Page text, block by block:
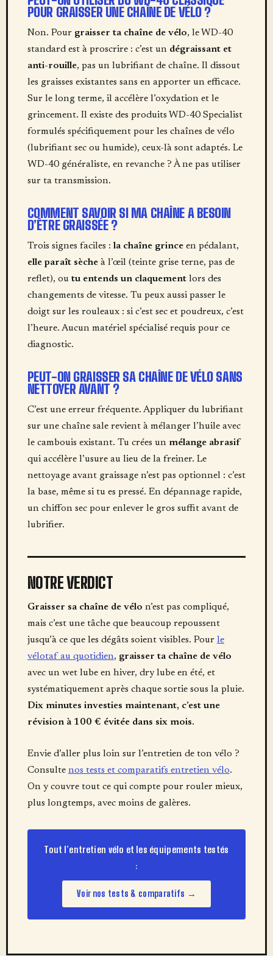
POUR GRAISSER UNE CHAÎNE DE VÉLO ?
Non. Pour graisser ta chaîne de vélo, le WD-40
standard est à proscrire : c’est un dégraissant et
anti-rouille, pas un lubrifiant de chaîne. Il dissout
les graisses existantes sans en apporter un efficace.
Sur le long terme, il accélère l’oxydation et le
grincement. Il existe des produits WD-40 Specialist
formulés spécifiquement pour les chaînes de vélo
(lubrifiant sec ou humide), ceux-là sont adaptés. Le
WD-40 généraliste, en revanche ? À ne pas utiliser
sur ta transmission.
COMMENT SAVOIR SI MA CHAÎNE A BESOIN
D’ÊTRE GRAISSÉE ?
Trois signes faciles : la chaîne grinceen pédalant,
elle paraît sècheà l’œil (teinte grise terne, pas de
reflet), ou tu entends un claquementlors des
changements de vitesse. Tu peux aussi passer le
doigt sur les rouleaux : si c’est sec et poudreux, c’est
l’heure. Aucun matériel spécialisé requis pour ce
diagnostic.
PEUT-ON GRAISSER SA CHAÎNE DE VÉLO SANS
NETTOYER AVANT ?
C’est une erreur fréquente. Appliquer du lubrifiant
sur une chaîne sale revient à mélanger l’huile avec
le cambouis existant. Tu crées un mélange abrasif
qui accélère l’usure au lieu de la freiner. Le
nettoyage avant graissage n’est pas optionnel : c’est
la base, même si tu es pressé. En dépannage rapide,
un chiffon sec pour enlever le gros suffit avant de
lubrifier.
NOTRE VERDICT
Graisser sa chaîne de vélo n’est pas compliqué,
mais c’est une tâche que beaucoup repoussent
jusqu’à ce que les dégâts soient visibles. Pour le
vélotaf au quotidien, graisser ta chaîne de vélo
avec un wet lube en hiver, dry lube en été, et
systématiquement après chaque sortie sous la pluie.
Dix minutes investies maintenant, c’est une
révision à 100 € évitée dans six mois.
Envie d’aller plus loin sur l’entretien de ton vélo ?
Consulte nos tests et comparatifs entretien vélo.
On y couvre tout ce qui compte pour rouler mieux,
plus longtemps, avec moins de galères.
Tout l’entretien vélo et les équipements testés
:
Voir nos tests & comparatifs →